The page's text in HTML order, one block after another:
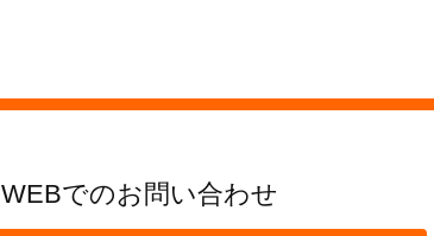
WEBでのお問い合わせ